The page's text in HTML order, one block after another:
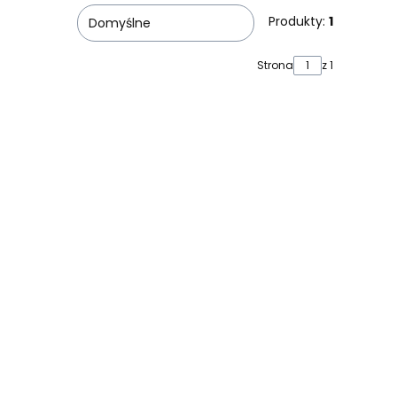
Domyślne Produkty: 1
Strona z 1